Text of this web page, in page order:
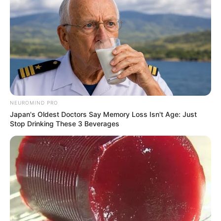
4º. Provocar a Câmara de Vereadores para que cobre um
posicionamento do prefeito. Este, deverá encaminhar um Projeto
de Lei para regulamentação do pagamento do Incentivo Financeiro
integral aos ACS e ACE.
Estratégia de procedimento na Câmara de Vereadores
Procure a Câmara Municipal de Vereadores, identifique o vereador
que é seja solidário com as causas da categoria, o mantenha
a documentação que comprovam o direito da categoria à
parlamentar, solicitando informações do poder executivo municipal
(prefeito) e, após o posicionamento. Os interessados deverá
acompanhar todo o procedimento, solicitando os prazos ao
vereador, o orientando para que solicite urgência para votação do
referido requerimento.
Outra opção, que é a mais lenta é a seguinte
NEUROMIND PRO
Japan's Oldest Doctors Say Memory Loss Isn't Age: Just
Stop Drinking These 3 Beverages